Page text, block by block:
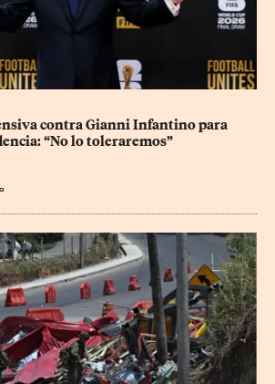
contra Gianni Infantino para
“No lo toleraremos”